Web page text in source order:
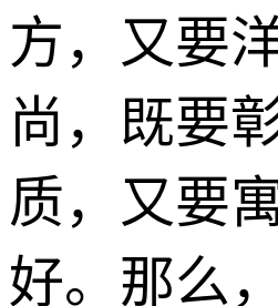
方，又要
尚，既要
质，又要
好。那么